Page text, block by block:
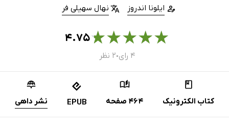
ایلونا اندروز نهال سهیلی فر
★
★
★
★
★۴.۷۵
۴ رای ● ۲ نظر
کتاب الکترونیک 464 صفحه EPUB نشر داهی